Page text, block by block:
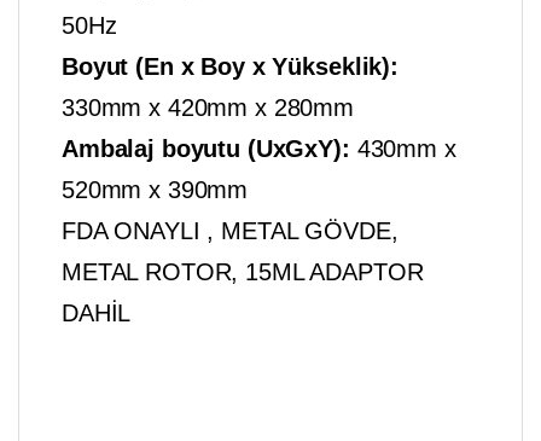
50Hz
Boyut (En x Boy x Yükseklik):
330mm x 420mm x 280mm
Ambalaj boyutu (UxGxY): 430mm x
520mm x 390mm
FDA ONAYLI , METAL GÖVDE,
METAL ROTOR, 15ML ADAPTOR
DAHİL